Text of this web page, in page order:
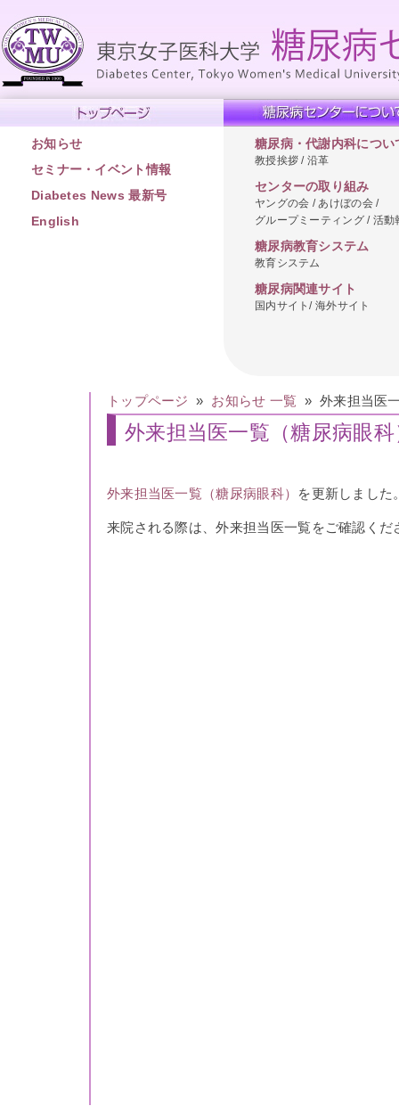
お知らせ
セミナー・イベント情報
Diabetes News 最新号
English
糖尿病・代謝内科につい
教授挨拶 / 沿革
センターの取り組み
ヤングの会 / あけぼの会 /
グループミーティング / 活動
糖尿病教育システム
教育システム
糖尿病関連サイト
国内サイト/ 海外サイト
トップページ » お知らせ 一覧 » 外来担当医
外来担当医一覧（糖尿病眼
外来担当医一覧（糖尿病眼科） を更新しました
来院される際は、外来担当医一覧をご確認くだ